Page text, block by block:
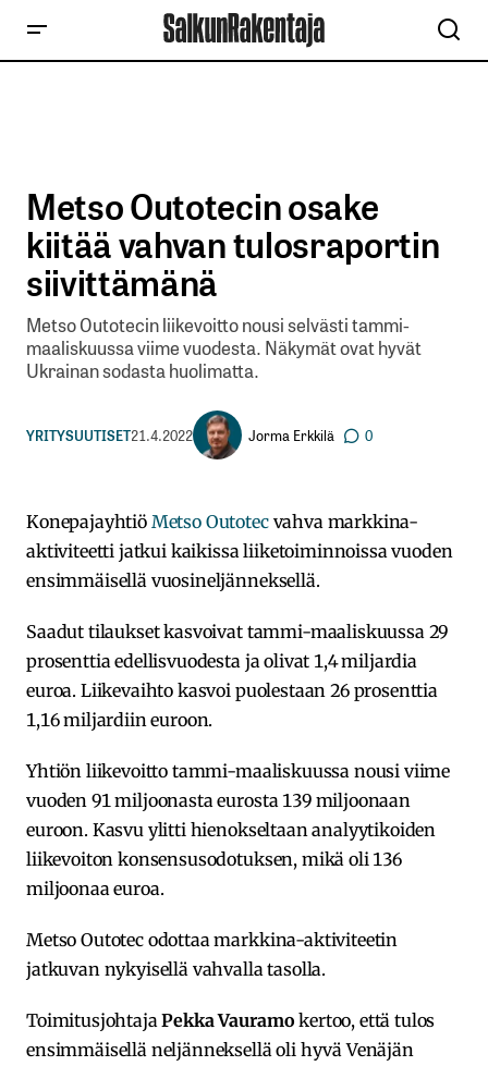
Metso Outotecin osake
kiitää vahvan tulosraportin
siivittämänä
Metso Outotecin liikevoitto nousi selvästi tammi-
maaliskuussa viime vuodesta. Näkymät ovat hyvät
Ukrainan sodasta huolimatta.
YRITYSUUTISET21.4.2022 Jorma Erkkilä 0
Konepajayhtiö Metso Outotecvahva markkina-
aktiviteetti jatkui kaikissa liiketoiminnoissa vuoden
ensimmäisellä vuosineljänneksellä.
Saadut tilaukset kasvoivat tammi-maaliskuussa 29
prosenttia edellisvuodesta ja olivat 1,4 miljardia
euroa. Liikevaihto kasvoi puolestaan 26 prosenttia
1,16 miljardiin euroon.
Yhtiön liikevoitto tammi-maaliskuussa nousi viime
vuoden 91 miljoonasta eurosta 139 miljoonaan
euroon. Kasvu ylitti hienokseltaan analyytikoiden
liikevoiton konsensusodotuksen, mikä oli 136
miljoonaa euroa.
Metso Outotec odottaa markkina-aktiviteetin
jatkuvan nykyisellä vahvalla tasolla.
ToimitusjohtajaPekka Vauramo kertoo, että tulos
ensimmäisellä neljänneksellä oli hyvä Venäjän